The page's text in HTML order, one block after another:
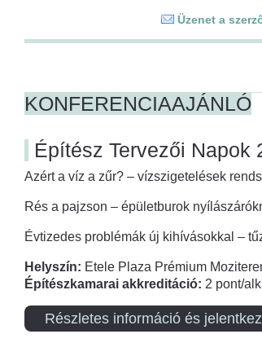
Üzenet a
KONFERENCIAAJÁNLÓ
Építész Tervezői Napok
Azért a víz a zűr? – vízszigetelések
Rés a pajzson – épületburok
Évtizedes problémák új kihívásokkal –
Helyszín: Etele Plaza Prémium
Építészkamarai akkreditáció: 2 pont/
Részletes információ és